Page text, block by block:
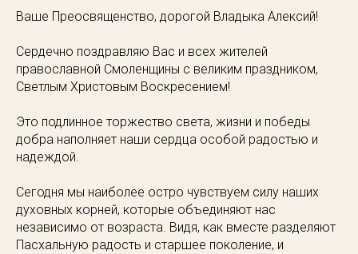
Ваше Преосвященство, дорогой Владыка Алексий!
Сердечно поздравляю Вас и всех жителей
православной Смоленщины с великим праздником,
Светлым Христовым Воскресением!
Это подлинное торжество света, жизни и победы
добра наполняет наши сердца особой радостью и
надеждой.
Сегодня мы наиболее остро чувствуем силу наших
духовных корней, которые объединяют нас
независимо от возраста. Видя, как вместе разделяют
Пасхальную радость и старшее поколение, и